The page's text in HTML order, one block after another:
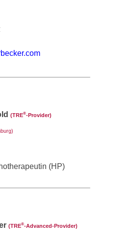
(TRE®‑Provider)
(HP)
(TRE®‑Advanced-Provider)